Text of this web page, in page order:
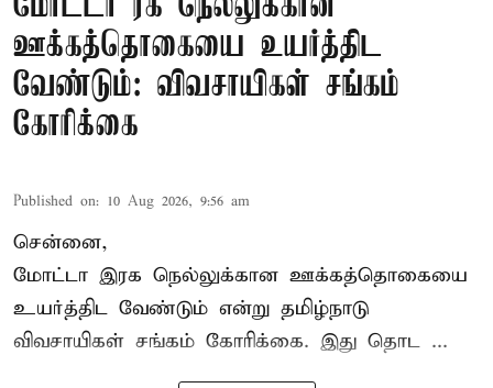
ஊக்கத்தொகையை உயர்த்திட
வேண்டும்: விவசாயிகள் சங்கம்
கோரிக்கை
Published on: 10 Aug 2026, 9:56 am
சென்னை,
மோட்டா இரக நெல்லுக்கான ஊக்கத்தொகையை
உயர்த்திட வேண்டும் என்று தமிழ்நாடு
விவசாயிகள் சங்கம் கோரிக்கை. இது தொட ...